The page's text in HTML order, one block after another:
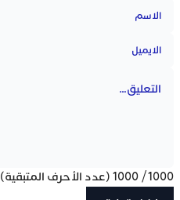
1000
/
1000 (عدد الأحرف المتبقية)